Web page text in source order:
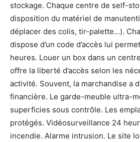
stockage. Chaque centre de self-
disposition du matériel de
déplacer des colis, tir-palette…).
dispose d’un code d’accès lui
heures. Louer un box dans un
offre la liberté d’accès selon les
activité. Souvent, la marchandise a
financière. Le garde-meuble ultra-
superficies sous contrôle. Les
protégés. Vidéosurveillance 24
incendie. Alarme intrusion. Le site